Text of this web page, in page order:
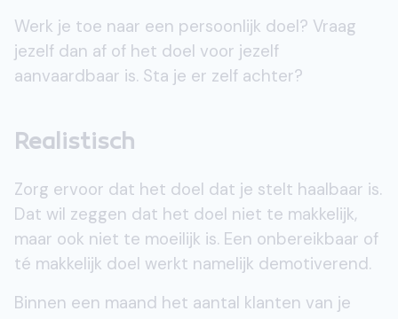
Werk je toe naar een persoonlijk doel? Vraag
jezelf dan af of het doel voor jezelf
aanvaardbaar is. Sta je er zelf achter?
Realistisch
Zorg ervoor dat het doel dat je stelt haalbaar is.
Dat wil zeggen dat het doel niet te makkelijk,
maar ook niet te moeilijk is. Een onbereikbaar of
té makkelijk doel werkt namelijk demotiverend.
Binnen een maand het aantal klanten van je